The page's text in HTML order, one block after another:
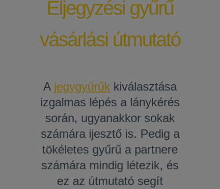
Eljegyzési gyűrű
vásárlási útmutató
A jegygyűrűk kiválasztása
izgalmas lépés a lánykérés
során, ugyanakkor sokak
számára ijesztő is. Pedig a
tökéletes gyűrű a partnere
számára mindig létezik, és
ez az útmutató segít